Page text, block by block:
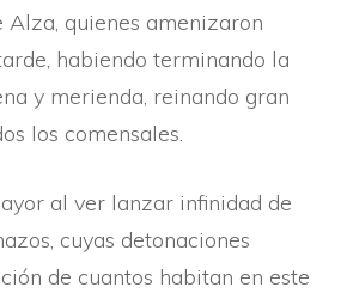
quienes amenizaron
habiendo terminando la
y merienda, reinando gran
los comensales.
al ver lanzar infinidad de
cuyas detonaciones
de cuantos habitan en este